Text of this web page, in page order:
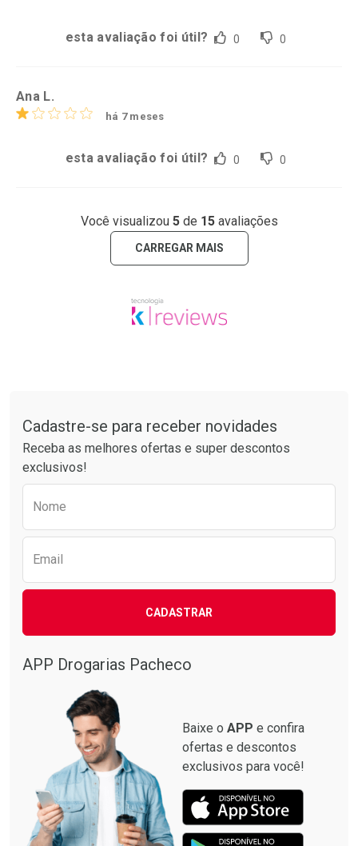
esta avaliação foi útil? 0 0
Ana L.
há 7 meses
esta avaliação foi útil? 0 0
Você visualizou 5de 15avaliações
CARREGAR MAIS
Cadastre-se para receber novidades
Receba as melhores ofertas e super descontos
exclusivos!
Nome
Email
CADASTRAR
APP Drogarias Pacheco
Baixe o APP e confira
ofertas e descontos
exclusivos para você!